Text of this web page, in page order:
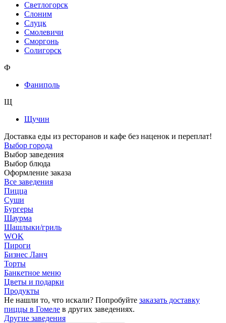
Светлогорск
Слоним
Слуцк
Смолевичи
Сморгонь
Солигорск
Ф
Фаниполь
Щ
Щучин
Доставка еды из ресторанов и кафе без наценок и переплат!
Выбор города
Выбор заведения
Выбор блюда
Оформление заказа
Все заведения
Пицца
Суши
Бургеры
Шаурма
Шашлыки/гриль
WOK
Пироги
Бизнес Ланч
Торты
Банкетное меню
Цветы и подарки
Продукты
Не нашли то, что искали? Попробуйте заказать доставку
пиццы в Гомеле в других заведениях.
Другие заведения